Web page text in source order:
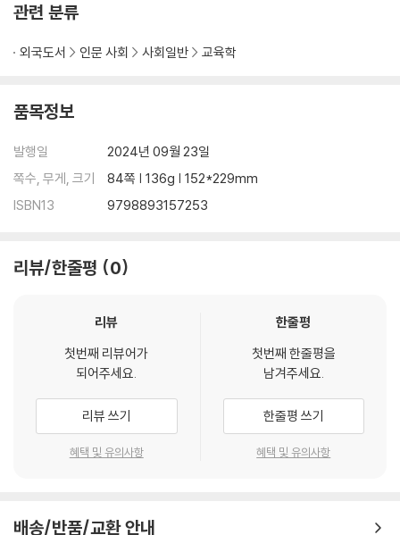
관련 분류
외국도서 인문 사회 사회일반 교육학
품목정보
발행일
2024년 09월 23일
쪽수, 무게, 크기
84쪽 | 136g | 152*229mm
ISBN13
9798893157253
리뷰/한줄평 0
리뷰
첫번째 리뷰어가
되어주세요.
리뷰 쓰기
혜택 및 유의사항
한줄평
첫번째 한줄평을
남겨주세요.
한줄평 쓰기
혜택 및 유의사항
배송/반품/교환 안내